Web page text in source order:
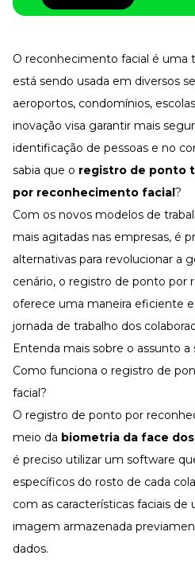
Desenvolva a sua equipe
Materiais Gratuitos
Todos os Materiais
Confira nossos materiais
E-book
Aprofunde seu conhecimento
Ferramentas e Templates
Infográfico
Conteúdo prático e rápido
Kits
Materiais centralizados
Lives
Newsletters
O reconhecimento facial é uma
está sendo usada em diversos
aeroportos, condomínios,
inovação visa garantir mais
identificação de pessoas e no
sabia que o registro de ponto
por reconhecimento facial?
Com os novos modelos de
mais agitadas nas empresas, é
alternativas para revolucionar a
cenário, o registro de ponto por
oferece uma maneira eficiente
jornada de trabalho dos
Entenda mais sobre o assunto a
Como funciona o registro de
facial?
O registro de ponto por
meio da biometria da face
é preciso utilizar um software
específicos do rosto de cada
com as características faciais
imagem armazenada
dados.